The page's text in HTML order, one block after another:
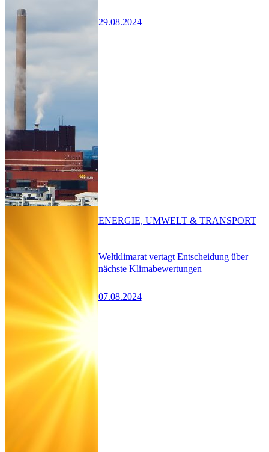
29.08.2024
Weltklimarat vertagt Entscheidung über
nächste Klimabewertungen
07.08.2024
ENERGIE, UMWELT & TRANSPORT